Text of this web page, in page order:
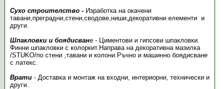
Сухо строителство - Изработка на окачени
тавани,преградни,стени,сводове,ниши,декоративни елементи и
други.
Шпакловки и боядисване - Циментови и гипсови шпакловки.
Финни шпакловки с колоркит.Направа на декоративна мазилка
/STUKO/по стени ,тавани и колони.Ръчно и машинно боядисване
с латекс.
Врати- Доставка и монтаж на входни, интериорни, технически и
други.